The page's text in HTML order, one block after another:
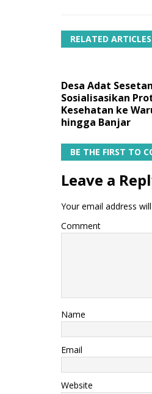
RELATED ARTICLES
Desa Adat
Sosialisasikan
Kesehatan ke
hingga Banjar
BE THE FIRST TO
Leave a
Your email address
Comment
Name
Email
Website